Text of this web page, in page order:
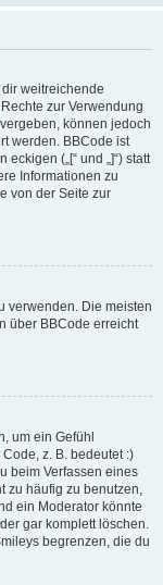
weitreichende
zur Verwendung
können jedoch
werden. BBCode ist
(„[“ und „]“) statt
Informationen zu
von der Seite zur
verwenden. Die meisten
über BBCode erreicht
um ein Gefühl
z. B. bedeutet :)
beim Verfassen eines
zu häufig zu benutzen,
ein Moderator könnte
gar komplett löschen.
begrenzen, die du